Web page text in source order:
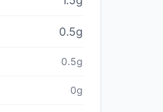
0.5g
0.5g
0g